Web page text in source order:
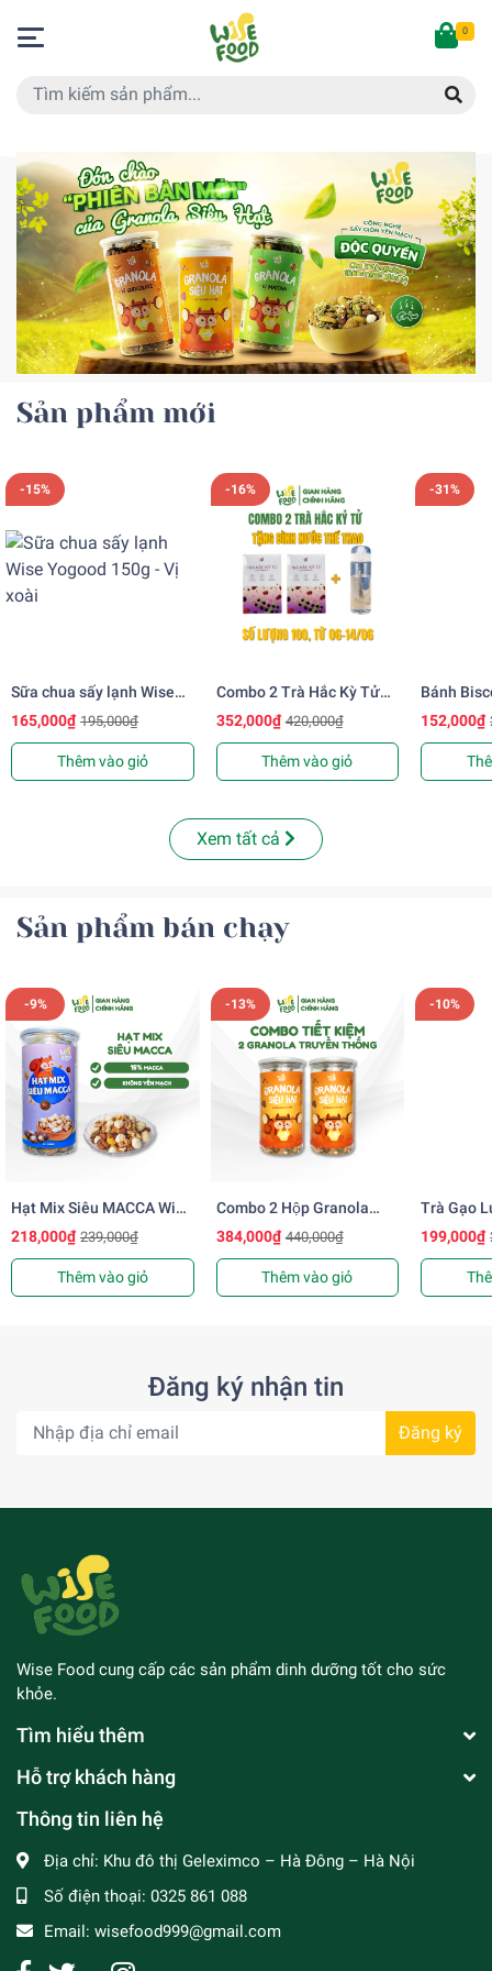
0
Sản phẩm mới
-15%
Sữa chua sấy lạnh Wise
Yogood 150g - Vị xoài
165,000₫ 195,000₫
Thêm vào giỏ
-16%
Combo 2 Trà Hắc Kỳ Tử
120g WISE FOOD
352,000₫ 420,000₫
Thêm vào giỏ
-31%
Bánh
Cám Vị
180g
152,000₫
Xem tất cả
Sản phẩm bán chạy
-9%
Hạt Mix Siêu MACCA Wise
Food 500g Không Yến
Mạch, Hạt Bổ Sung Dinh
Dưỡng
218,000₫ 239,000₫
Thêm vào giỏ
-13%
Combo 2 Hộp Granola
Siêu Hạt 500g WISE FOOD
10% Yến Mạch Sấy Giòn,
Ngũ Cốc Dinh Dưỡng, Hỗ
Trợ Giảm Cân
384,000₫ 440,000₫
Thêm vào giỏ
-10%
Trà Gạo
WISE
199,000₫
Đăng ký nhận tin
Đăng ký
Wise Food cung cấp các sản phẩm dinh dưỡng tốt cho sức
khỏe.
Tìm hiểu thêm
Hỗ trợ khách hàng
Thông tin liên hệ
Địa chỉ: Khu đô thị Geleximco – Hà Đông – Hà Nội
Số điện thoại: 0325 861 088
Email: wisefood999@gmail.com